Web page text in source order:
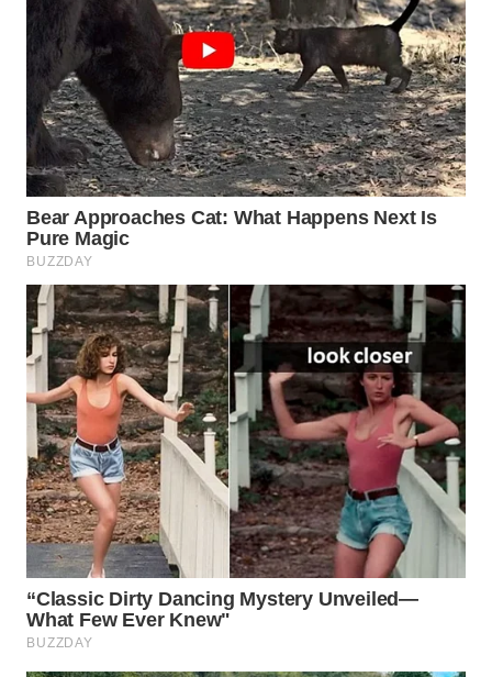
WN
CIREBON
WN
INDRAMAYU
WN
KUNINGAN
WN
MAJALENGKA
WN
SUBANG
WN
SUKABUMI
WN
PURWAKARTA
WN
PRIANGAN